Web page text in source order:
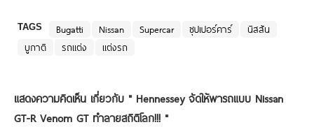
TAGS Bugatti Nissan Supercar ซุปเปอร์คาร์
นิสสัน
บูกาติ
รถแต่ง แต่งรถ
แสดงความคิดเห็น เกี่ยวกับ " Hennessey จัดให้พารถแบบ Nissan
GT-R Venom GT ทำลายสถิติโลก!!! "